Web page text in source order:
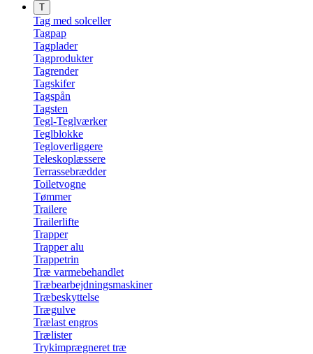
T
Tag med solceller
Tagpap
Tagplader
Tagprodukter
Tagrender
Tagskifer
Tagspån
Tagsten
Tegl-Teglværker
Teglblokke
Tegloverliggere
Teleskoplæssere
Terrassebrædder
Toiletvogne
Tømmer
Trailere
Trailerlifte
Trapper
Trapper alu
Trappetrin
Træ varmebehandlet
Træbearbejdningsmaskiner
Træbeskyttelse
Trægulve
Trælast engros
Trælister
Trykimprægneret træ